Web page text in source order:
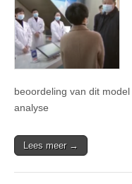
beoordeling van dit
analyse
Lees meer →